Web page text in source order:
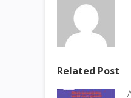
Related Post